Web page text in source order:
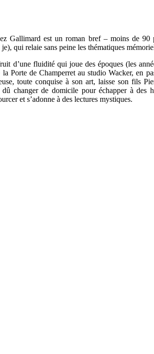
Gallimard est un roman bref – moins de 90
qui relaie sans peine les thématiques
d’une fluidité qui joue des époques (les
Porte de Champerret au studio Wacker, en
toute conquise à son art, laisse son fils
changer de domicile pour échapper à des
et s’adonne à des lectures mystiques.